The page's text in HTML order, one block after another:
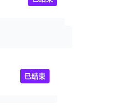
已结束